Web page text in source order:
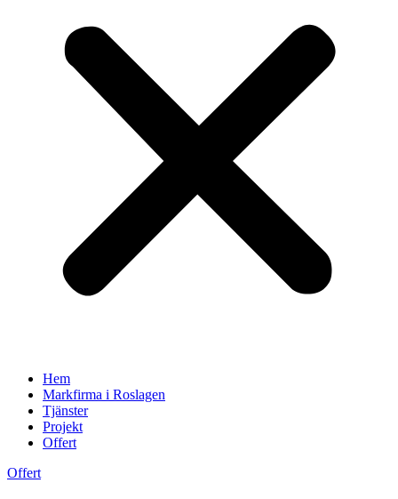
Hem
Markfirma i Roslagen
Tjänster
Projekt
Offert
Offert